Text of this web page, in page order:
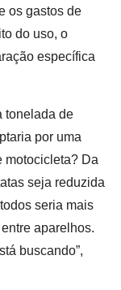
os gastos de
do uso, o
específica
tonelada de
por uma
motocicleta? Da
seja reduzida
seria mais
aparelhos.
buscando”,